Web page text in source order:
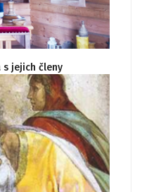
s jejich členy